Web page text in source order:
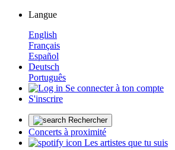
Langue
English
Français
Español
Deutsch
Português
Se connecter à ton compte
S'inscrire
Rechercher
Concerts à proximité
Les artistes que tu suis